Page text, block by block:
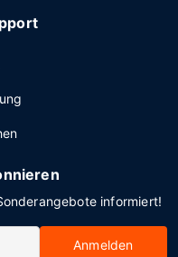
informiert!
Anmelden